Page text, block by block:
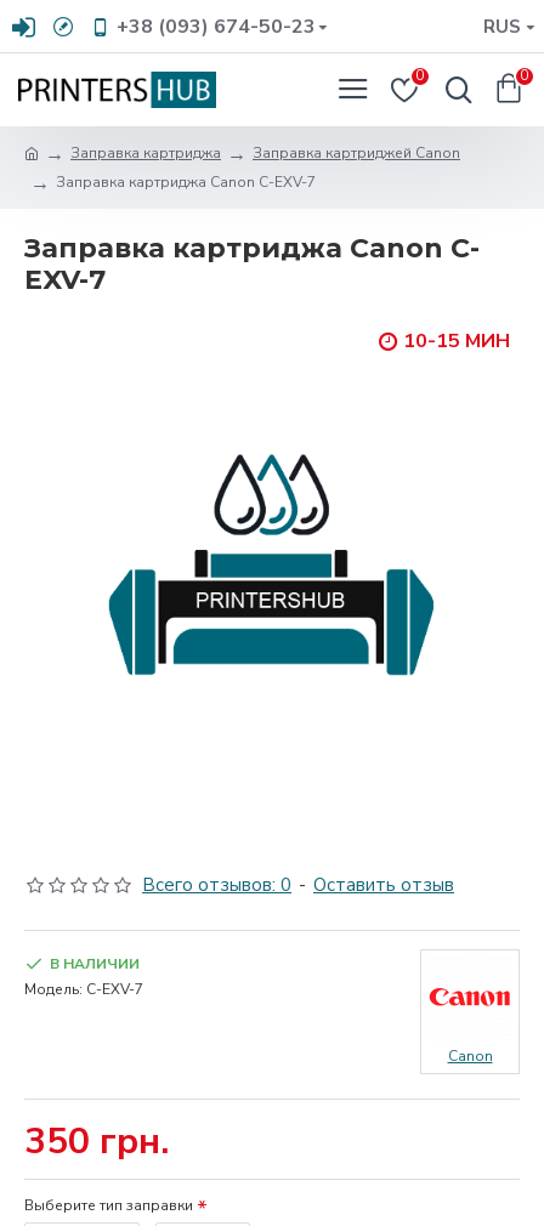
+38 (093) 674-50-23 RUS
0 0
Заправка картриджа
Заправка картриджей Canon
Заправка картриджа Canon C-EXV-7
Заправка картриджа Canon C-
EXV-7
10-15 МИН
Всего отзывов: 0 - Оставить отзыв
350 грн.
В НАЛИЧИИ
Модель: C-EXV-7
Canon
Выберите тип заправки